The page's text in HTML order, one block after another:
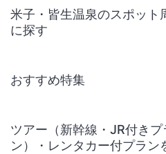
米子・皆生温泉のスポット
に探す
おすすめ特集
ツアー（新幹線・JR付き
ン）・レンタカー付プラン